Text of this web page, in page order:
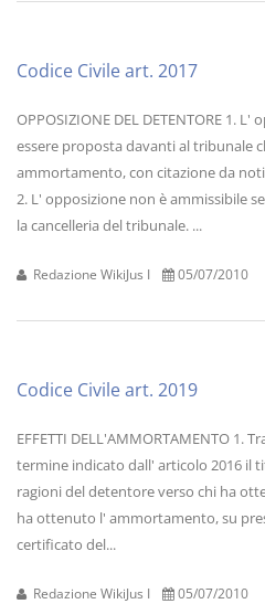
Codice Civile art. 2017
OPPOSIZIONE DEL DETENTORE 1.
essere proposta davanti al tribunale
ammortamento, con citazione da
2. L' opposizione non è ammissibile
la cancelleria del tribunale. ...
Redazione WikiJus I 05/07/2010
Codice Civile art. 2019
EFFETTI DELL'AMMORTAMENTO 1.
termine indicato dall' articolo 2016 il
ragioni del detentore verso chi ha
ha ottenuto l' ammortamento, su
certificato del...
Redazione WikiJus I 05/07/2010